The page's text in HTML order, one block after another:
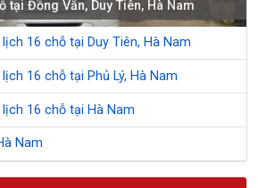
tại Đồng Văn, Duy Tiên, Hà Nam
16 chỗ tại Duy Tiên, Hà Nam
16 chỗ tại Phủ Lý, Hà Nam
16 chỗ tại Hà Nam
Nam